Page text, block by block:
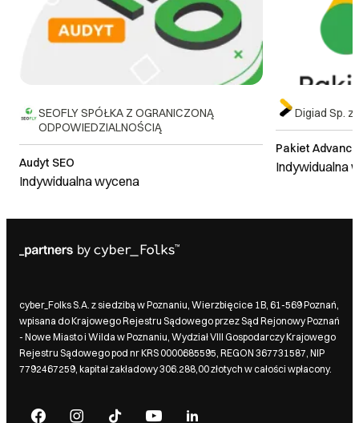
SEOFLY SPÓŁKA Z OGRANICZONĄ
ODPOWIEDZIALNOŚCIĄ
Audyt SEO
Indywidualna wycena
Digiad Sp. z
Pakiet
Indywidualna
cyber_Folks S.A. z siedzibą w Poznaniu, Wierzbięcice 1B, 61-569 Poznań,
wpisana do Krajowego Rejestru Sądowego przez Sąd Rejonowy Poznań
- Nowe Miasto i Wilda w Poznaniu, Wydział VIII Gospodarczy Krajowego
Rejestru Sądowego pod nr KRS 0000685595, REGON 367731587, NIP
7792467259, kapitał zakładowy 306.288,00 złotych w całości wpłacony.